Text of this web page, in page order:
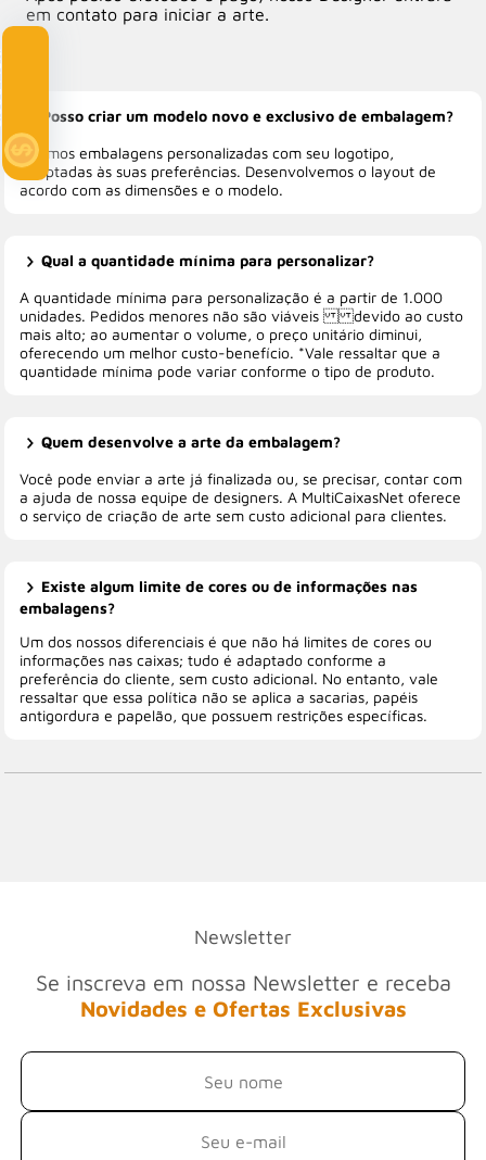
em contato para iniciar a arte.
Posso criar um modelo novo e exclusivo de embalagem?
Criamos embalagens personalizadas com seu logotipo,
adaptadas às suas preferências. Desenvolvemos o layout de
acordo com as dimensões e o modelo.
Qual a quantidade mínima para personalizar?
A quantidade mínima para personalização é a partir de 1.000
unidades. Pedidos menores não são viáveis devido ao custo
mais alto; ao aumentar o volume, o preço unitário diminui,
oferecendo um melhor custo-benefício. *Vale ressaltar que a
quantidade mínima pode variar conforme o tipo de produto.
Quem desenvolve a arte da embalagem?
Você pode enviar a arte já finalizada ou, se precisar, contar com
a ajuda de nossa equipe de designers. A MultiCaixasNet oferece
o serviço de criação de arte sem custo adicional para clientes.
Existe algum limite de cores ou de informações nas
embalagens?
Um dos nossos diferenciais é que não há limites de cores ou
informações nas caixas; tudo é adaptado conforme a
preferência do cliente, sem custo adicional. No entanto, vale
ressaltar que essa política não se aplica a sacarias, papéis
antigordura e papelão, que possuem restrições específicas.
Newsletter
Se inscreva em nossa Newsletter e receba
Novidades e Ofertas Exclusivas